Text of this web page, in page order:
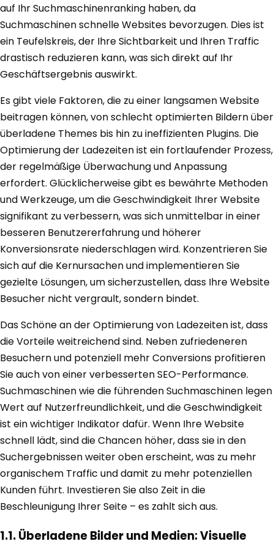
auf Ihr Suchmaschinenranking haben, da
Suchmaschinen schnelle Websites bevorzugen. Dies ist
ein Teufelskreis, der Ihre Sichtbarkeit und Ihren Traffic
drastisch reduzieren kann, was sich direkt auf Ihr
Geschäftsergebnis auswirkt.
Es gibt viele Faktoren, die zu einer langsamen Website
beitragen können, von schlecht optimierten Bildern über
überladene Themes bis hin zu ineffizienten Plugins. Die
Optimierung der Ladezeiten ist ein fortlaufender Prozess,
der regelmäßige Überwachung und Anpassung
erfordert. Glücklicherweise gibt es bewährte Methoden
und Werkzeuge, um die Geschwindigkeit Ihrer Website
signifikant zu verbessern, was sich unmittelbar in einer
besseren Benutzererfahrung und höherer
Konversionsrate niederschlagen wird. Konzentrieren Sie
sich auf die Kernursachen und implementieren Sie
gezielte Lösungen, um sicherzustellen, dass Ihre Website
Besucher nicht vergrault, sondern bindet.
Das Schöne an der Optimierung von Ladezeiten ist, dass
die Vorteile weitreichend sind. Neben zufriedeneren
Besuchern und potenziell mehr Conversions profitieren
Sie auch von einer verbesserten SEO-Performance.
Suchmaschinen wie die führenden Suchmaschinen legen
Wert auf Nutzerfreundlichkeit, und die Geschwindigkeit
ist ein wichtiger Indikator dafür. Wenn Ihre Website
schnell lädt, sind die Chancen höher, dass sie in den
Suchergebnissen weiter oben erscheint, was zu mehr
organischem Traffic und damit zu mehr potenziellen
Kunden führt. Investieren Sie also Zeit in die
Beschleunigung Ihrer Seite – es zahlt sich aus.
1.1. Überladene Bilder und Medien: Visuelle